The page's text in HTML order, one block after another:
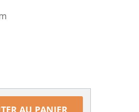
AU PANIER